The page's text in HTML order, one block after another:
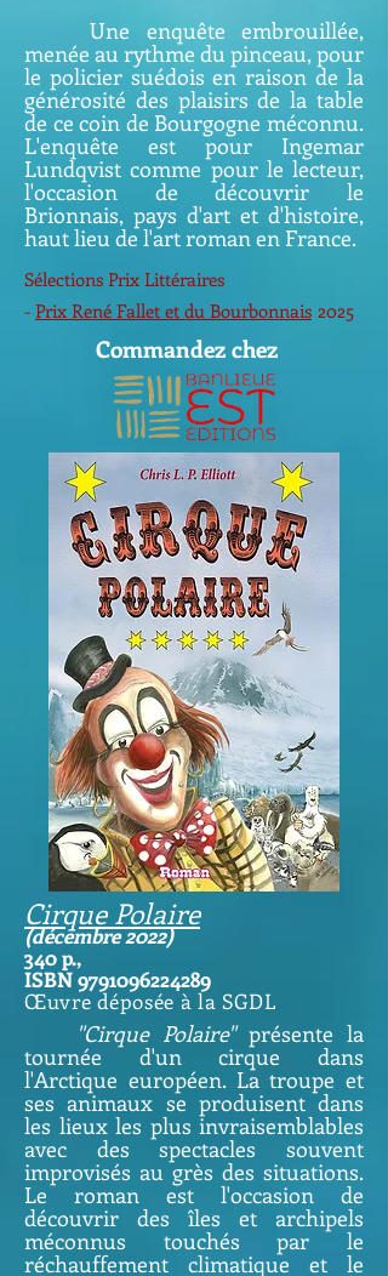
Une enquête embrouillée,
menée au rythme du pinceau, pour
le policier suédois en raison de la
générosité des plaisirs de la table
de ce coin de Bourgogne méconnu.
L'enquête est pour Ingemar
Lundqvist comme pour le lecteur,
l'occasion de découvrir le
Brionnais, pays d'art et d'histoire,
haut lieu de l'art roman en France.
Sélections Prix Littéraires
- Prix René Fallet et du Bourbonnais 2025
Commandez chez
Cirque Polaire
(décembre 2022)
340 p.,
ISBN9791096224289
Œuvre déposée à la SGDL
''Cirque Polaire''présente la
tournée d'un cirque dans
l'Arctique européen. La troupe et
ses animaux se produisent dans
les lieux les plus invraisemblables
avec des spectacles souvent
improvisés au grès des situations.
Le roman est l'occasion de
découvrir des îles et archipels
méconnus touchés par le
réchauffement climatique et le